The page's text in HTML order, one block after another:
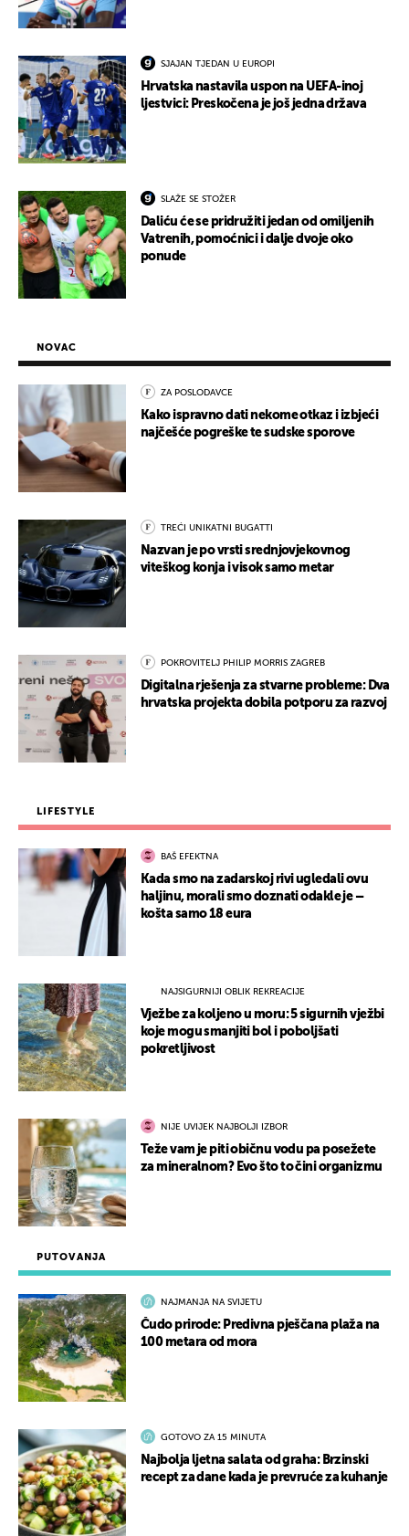
SJAJAN TJEDAN U EUROPI
Hrvatska nastavila uspon na UEFA-inoj
ljestvici: Preskočena je još jedna država
SLAŽE SE STOŽER
Daliću će se pridružiti jedan od omiljenih
Vatrenih, pomoćnici i dalje dvoje oko
ponude
PUTOVANJA
NAJMANJA NA SVIJETU
Čudo prirode: Predivna pješčana plaža na
100 metara od mora
GOTOVO ZA 15 MINUTA
Najbolja ljetna salata od graha: Brzinski
recept za dane kada je prevruće za kuhanje
NOVAC
ZA POSLODAVCE
Kako ispravno dati nekome otkaz i izbjeći
najčešće pogreške te sudske sporove
TREĆI UNIKATNI BUGATTI
Nazvan je po vrsti srednjovjekovnog
viteškog konja i visok samo metar
POKROVITELJ PHILIP MORRIS ZAGREB
Digitalna rješenja za stvarne probleme: Dva
hrvatska projekta dobila potporu za razvoj
LIFESTYLE
BAŠ EFEKTNA
Kada smo na zadarskoj rivi ugledali ovu
haljinu, morali smo doznati odakle je –
košta samo 18 eura
NAJSIGURNIJI OBLIK REKREACIJE
Vježbe za koljeno u moru: 5 sigurnih vježbi
koje mogu smanjiti bol i poboljšati
pokretljivost
NIJE UVIJEK NAJBOLJI IZBOR
Teže vam je piti običnu vodu pa posežete
za mineralnom? Evo što to čini organizmu